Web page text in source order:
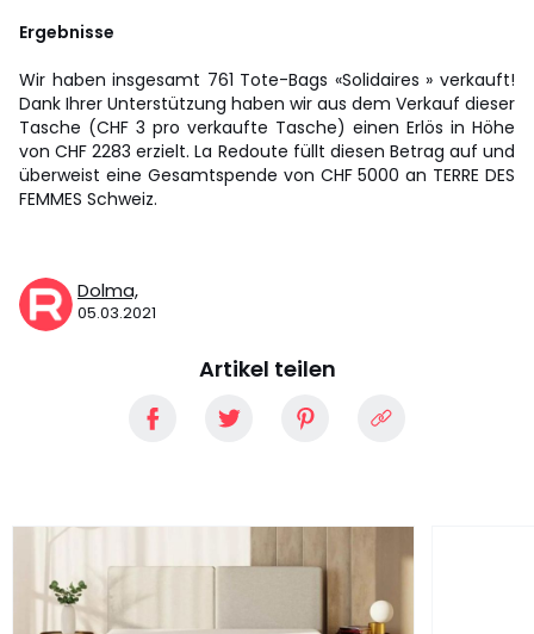
Ergebnisse
Wir haben insgesamt 761 Tote-Bags «Solidaires » verkauft!
Dank Ihrer Unterstützung haben wir aus dem Verkauf dieser
Tasche (CHF 3 pro verkaufte Tasche) einen Erlös in Höhe
von CHF 2283 erzielt. La Redoute füllt diesen Betrag auf und
überweist eine Gesamtspende von CHF 5000 an TERRE DES
FEMMES Schweiz.
Dolma,
05.03.2021
Artikel teilen